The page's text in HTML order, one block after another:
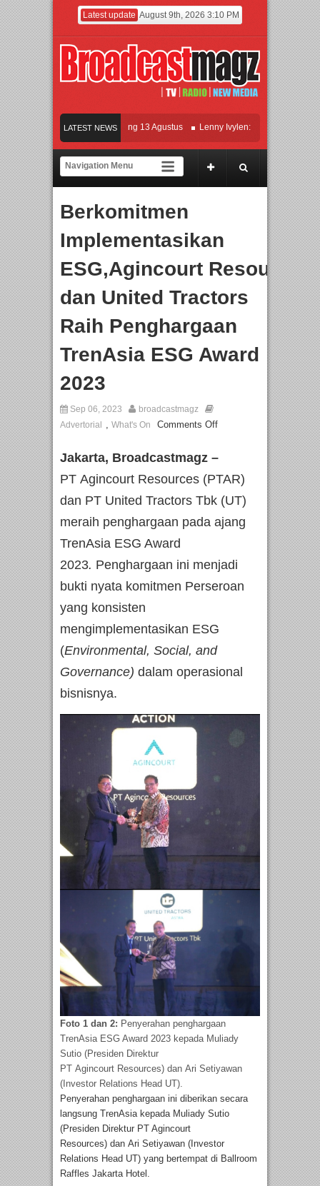
Latest update August 9th, 2026 3:10 PM
LATEST NEWS
KETOK MEJIK Siap Tayang 13 Agustus Lenny Ivylen: 26 Tahun Jaga
Universitas Agung Podomoro Jalin Kerja Sama Pendidikan dan Riset untuk
Berkomitmen
Implementasikan
ESG,Agincourt Resources
dan United Tractors
Raih Penghargaan
TrenAsia ESG Award
2023
Sep 06, 2023
broadcastmagz
Advertorial
, What's On Comments Off
Jakarta, Broadcastmagz –
PT Agincourt Resources (PTAR)
dan PT United Tractors Tbk (UT)
meraih penghargaan pada ajang
TrenAsia ESG Award
2023. Penghargaan ini menjadi
bukti nyata komitmen Perseroan
yang konsisten
mengimplementasikan ESG
(Environmental, Social, and
Governance) dalam operasional
bisnisnya.
Foto 1 dan 2: Penyerahan penghargaan
TrenAsia ESG Award 2023 kepada Muliady
Sutio (Presiden Direktur
PT Agincourt Resources) dan Ari Setiyawan
(Investor Relations Head UT).
Penyerahan penghargaan ini diberikan secara
langsung TrenAsia kepada Muliady Sutio
(Presiden Direktur PT Agincourt
Resources) dan Ari Setiyawan (Investor
Relations Head UT) yang bertempat di Ballroom
Raffles Jakarta Hotel.